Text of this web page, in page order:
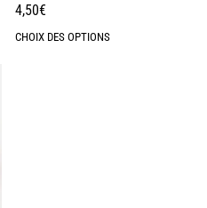
4,50€
CHOIX DES OPTIONS